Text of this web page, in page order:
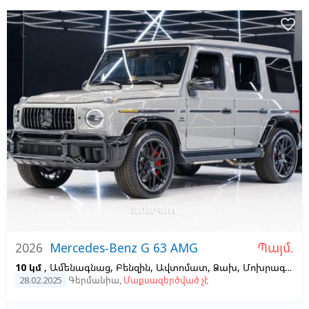
2026 Mercedes-Benz G 63 AMG Պայմ.
10 կմ , Ամենագնաց, Բենզին, Ավտոմատ, Ձախ, Մոխրագույն
28.02.2025 Գերմանիա, Մաքսազերծված չէ
favorite_border